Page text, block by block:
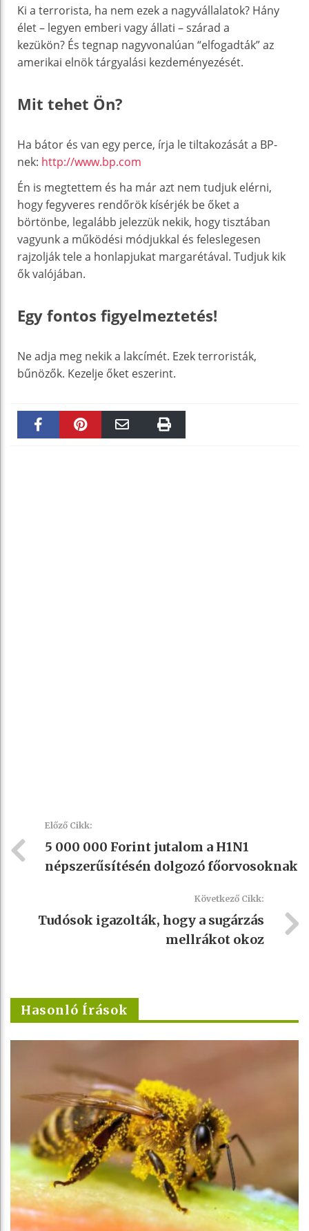
Ki a terrorista, ha nem ezek a nagyvállalatok? Hány
élet – legyen emberi vagy állati – szárad a
kezükön? És tegnap nagyvonalúan “elfogadták” az
amerikai elnök tárgyalási kezdeményezését.
Mit tehet Ön?
Ha bátor és van egy perce, írja le tiltakozását a BP-
nek: http://www.bp.com
Én is megtettem és ha már azt nem tudjuk elérni,
hogy fegyveres rendőrök kísérjék be őket a
börtönbe, legalább jelezzük nekik, hogy tisztában
vagyunk a működési módjukkal és feleslegesen
rajzolják tele a honlapjukat margarétával. Tudjuk kik
ők valójában.
Egy fontos figyelmeztetés!
Ne adja meg nekik a lakcímét. Ezek terroristák,
bűnözők. Kezelje őket eszerint.
Előző Cikk:
5 000 000 Forint jutalom a H1N1
népszerűsítésén dolgozó főorvosoknak
Következő Cikk:
Tudósok igazolták, hogy a sugárzás
mellrákot okoz
Hasonló Írások